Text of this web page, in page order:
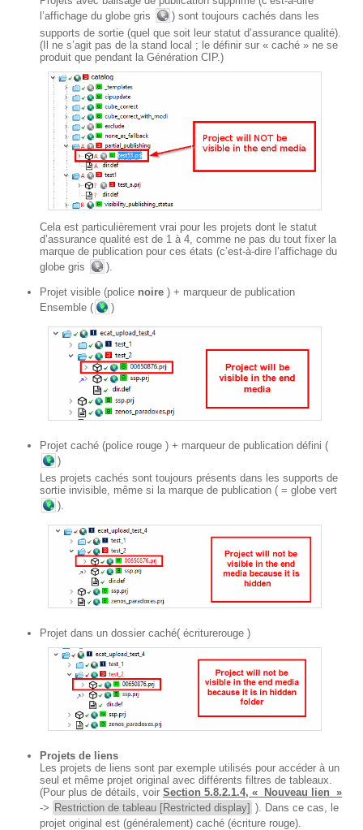
l’affichage du globe gris
) sont toujours cachés dans les
supports de sortie (quel que soit leur statut d’assurance qualité).
(Il ne s’agit pas de la stand local ; le définir sur « caché » ne se
produit que pendant la Génération CIP.)
Cela est particulièrement vrai pour les projets dont le statut
d’assurance qualité est de 1 à 4, comme ne pas du tout fixer la
marque de publication pour ces états (c’est-à-dire l’affichage du
globe gris
).
Projet visible (police noire ) + marqueur de publication
Ensemble (
)
Projet caché (police rouge ) + marqueur de publication défini (
)
Les projets cachés sont toujours présents dans les supports de
sortie invisible, même si la marque de publication ( = globe vert
).
Projet dans un dossier caché( écriturerouge )
Projets de liens
Les projets de liens sont par exemple utilisés pour accéder à un
seul et même projet original avec différents filtres de tableaux.
(Pour plus de détails, voir Section 5.8.2.1.4, « Nouveau lien »
-> Restriction de tableau [Restricted display] ). Dans ce cas, le
projet original est (généralement) caché (écriture rouge).